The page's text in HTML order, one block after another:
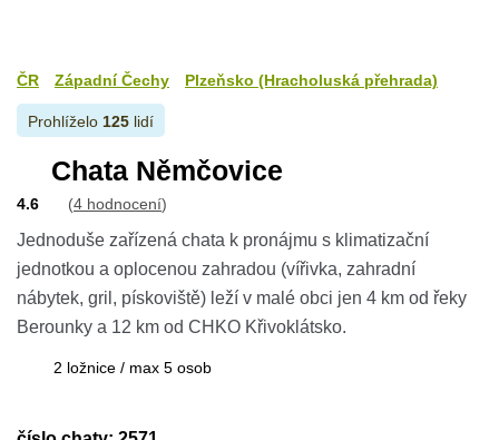
ČR Západní Čechy Plzeňsko (Hracholuská přehrada)
Prohlíželo 125 lidí
Chata Němčovice
4.6 (4 hodnocení)
Jednoduše zařízená chata k pronájmu s klimatizační
jednotkou a oplocenou zahradou (vířivka, zahradní
nábytek, gril, pískoviště) leží v malé obci jen 4 km od řeky
Berounky a 12 km od CHKO Křivoklátsko.
2 ložnice / max 5 osob